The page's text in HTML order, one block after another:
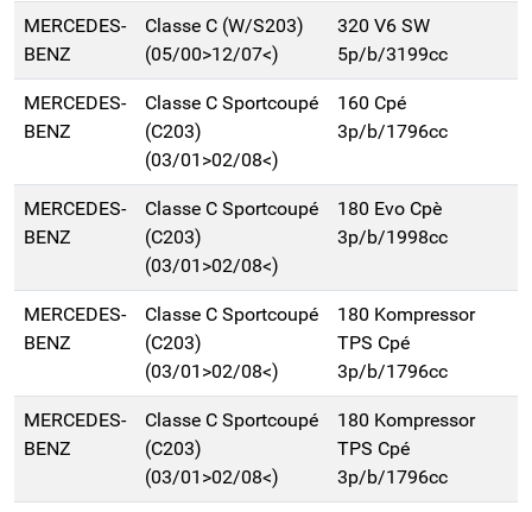
MERCEDES-
BENZ
Classe C (W/S203)
(05/00>12/07<)
320 V6 SW
5p/b/3199cc
MERCEDES-
BENZ
Classe C Sportcoupé
(C203)
(03/01>02/08<)
160 Cpé
3p/b/1796cc
MERCEDES-
BENZ
Classe C Sportcoupé
(C203)
(03/01>02/08<)
180 Evo Cpè
3p/b/1998cc
MERCEDES-
BENZ
Classe C Sportcoupé
(C203)
(03/01>02/08<)
180 Kompressor
TPS Cpé
3p/b/1796cc
MERCEDES-
BENZ
Classe C Sportcoupé
(C203)
(03/01>02/08<)
180 Kompressor
TPS Cpé
3p/b/1796cc